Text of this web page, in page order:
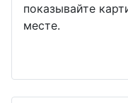
показывайте
месте.